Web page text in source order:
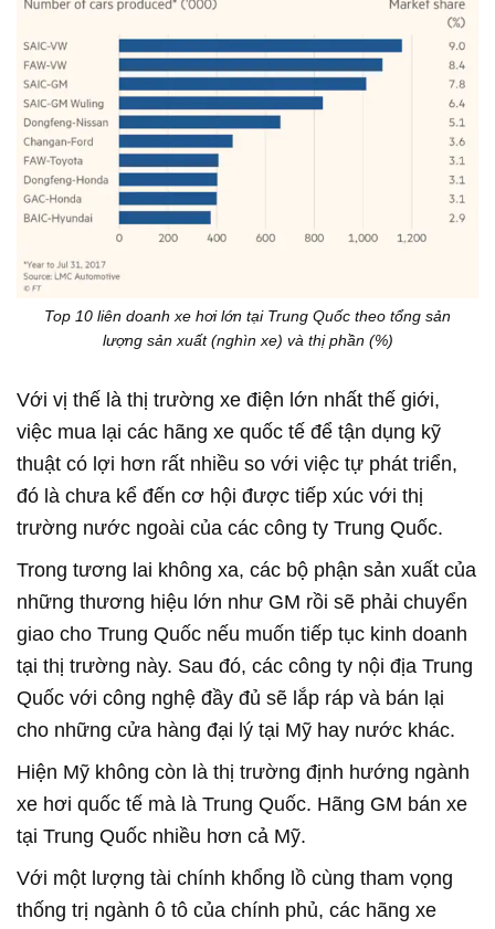
Top 10 liên doanh xe hơi lớn tại Trung Quốc theo tổng sản
lượng sản xuất (nghìn xe) và thị phần (%)
Với vị thế là thị trường xe điện lớn nhất thế giới,
việc mua lại các hãng xe quốc tế để tận dụng kỹ
thuật có lợi hơn rất nhiều so với việc tự phát triển,
đó là chưa kể đến cơ hội được tiếp xúc với thị
trường nước ngoài của các công ty Trung Quốc.
Trong tương lai không xa, các bộ phận sản xuất của
những thương hiệu lớn như GM rồi sẽ phải chuyển
giao cho Trung Quốc nếu muốn tiếp tục kinh doanh
tại thị trường này. Sau đó, các công ty nội địa Trung
Quốc với công nghệ đầy đủ sẽ lắp ráp và bán lại
cho những cửa hàng đại lý tại Mỹ hay nước khác.
Hiện Mỹ không còn là thị trường định hướng ngành
xe hơi quốc tế mà là Trung Quốc. Hãng GM bán xe
tại Trung Quốc nhiều hơn cả Mỹ.
Với một lượng tài chính khổng lồ cùng tham vọng
thống trị ngành ô tô của chính phủ, các hãng xe